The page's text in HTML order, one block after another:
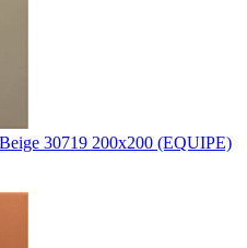
30719 200x200 (EQUIPE)